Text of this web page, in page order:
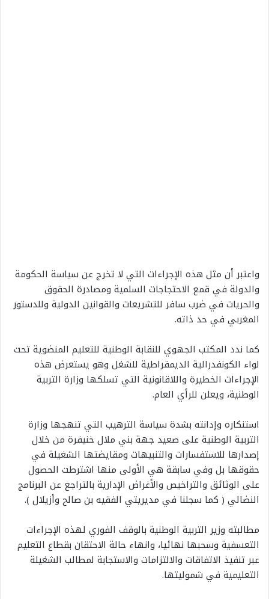
واعتبر أن مثل هذه الإجراءات التي لا تخرج عن سياسة الحكومة
والدولة في قمع الاحتجاجات السلمية ومصادرة الحقوق
والحريات في ضرب سافر للتشريعات والقوانين الدولية وللدستور
المغربي في حد ذاته.
كما ندد المكتب الجهوي للنقابة الوطنية للتعليم المنضوية تحت
لواء الكونفدرالية الديمقراطية للشغل وهو يستعرض هذه
الإجراءات الخطيرة واللاقانونية التي تسلكها وزارة التربية
الوطنية، ويعلن للرأي العام.
استنكاره وإدانته بشدة سياسة الترهيب التي تنهجها وزارة
التربية الوطنية على صعيد جهة بني ملال خنيفرة من خلال
إصدارها للاستفسارات والتنبيهات ومقايضتها الشغيلة في
حقوقها بل وفي سابقة هي الأولى منها اشترطت الحصول
على الوثائق والتراخيص والأغراض الإدارية بالتراجع عن البرنامج
النضالي ( كما سجلنا في مديريتي الفقيه بن صالح وأزيلال ).
مطالبته وزير التربية الوطنية بالوقف الفوري لهذه الإجراءات
التعسفية وسحبها نهائيا، وانهاء حالة الاحتقان بقطاع التعليم
عبر تنفيذ الاتفاقات والالتزامات والاستجابة لمطالب الشغيلة
التعليمية في شموليتها.